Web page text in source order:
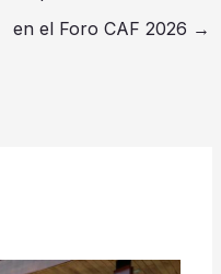
en el Foro CAF 2026 →